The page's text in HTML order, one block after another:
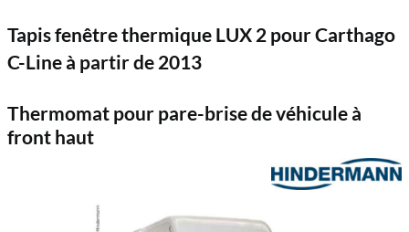
Tapis fenêtre thermique LUX 2 pour Carthago
C-Line à partir de 2013
Thermomat pour pare-brise de véhicule à
front haut